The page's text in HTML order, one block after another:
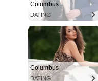
Columbus
DATING
Columbus
DATING